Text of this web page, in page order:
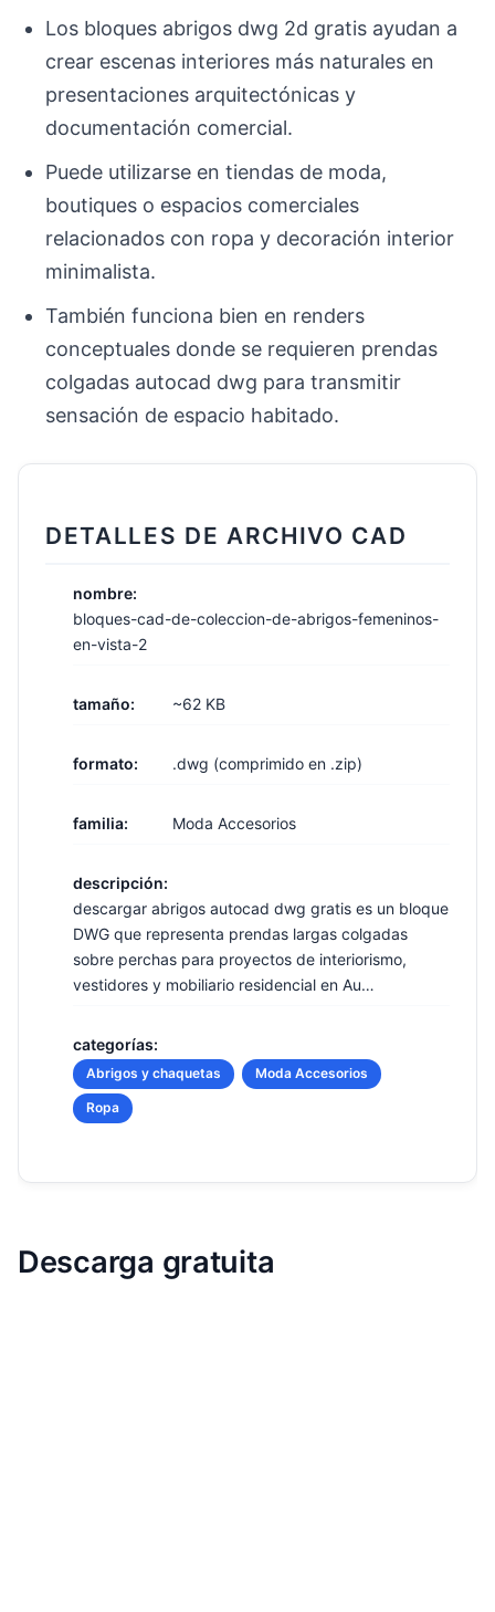
Los bloques abrigos dwg 2d gratis ayudan a
crear escenas interiores más naturales en
presentaciones arquitectónicas y
documentación comercial.
Puede utilizarse en tiendas de moda,
boutiques o espacios comerciales
relacionados con ropa y decoración interior
minimalista.
También funciona bien en renders
conceptuales donde se requieren prendas
colgadas autocad dwg para transmitir
sensación de espacio habitado.
DETALLES DE ARCHIVO CAD
nombre:
bloques-cad-de-coleccion-de-abrigos-femeninos-
en-vista-2
tamaño: ~62 KB
formato: .dwg (comprimido en .zip)
familia: Moda Accesorios
descripción:
descargar abrigos autocad dwg gratis es un bloque
DWG que representa prendas largas colgadas
sobre perchas para proyectos de interiorismo,
vestidores y mobiliario residencial en Au…
categorías:
Abrigos y chaquetas Moda Accesorios
Ropa
Descarga gratuita